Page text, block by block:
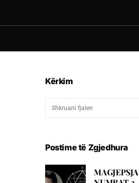
Kërkim
Postime të Zgjedhura